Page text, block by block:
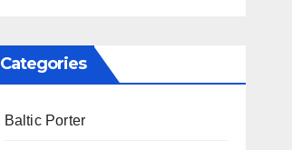
Categories
Baltic Porter